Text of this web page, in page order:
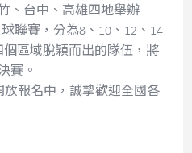
、台中、高雄四地舉辦
聯賽，分為8、10、12、14
個區域脫穎而出的隊伍，將
賽。
放報名中，誠摯歡迎全國各